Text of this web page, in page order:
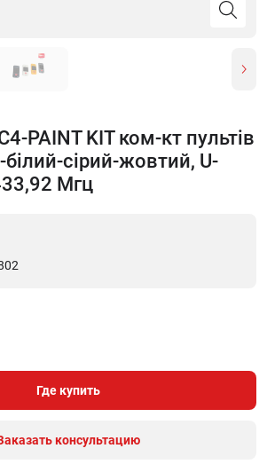
PAINT KIT ком-кт пультів
білий-сірий-жовтий, U-
Мгц
Где купить
консультацию